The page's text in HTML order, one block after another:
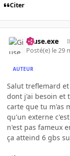
Citer
Giuse.exe
Posté(e) le 29
AUTEUR
Salut treflemard
dont j'ai besoin et
carte que tu m'as
qu'un externe
n'est pas fameux
ça atteind 6 gbs